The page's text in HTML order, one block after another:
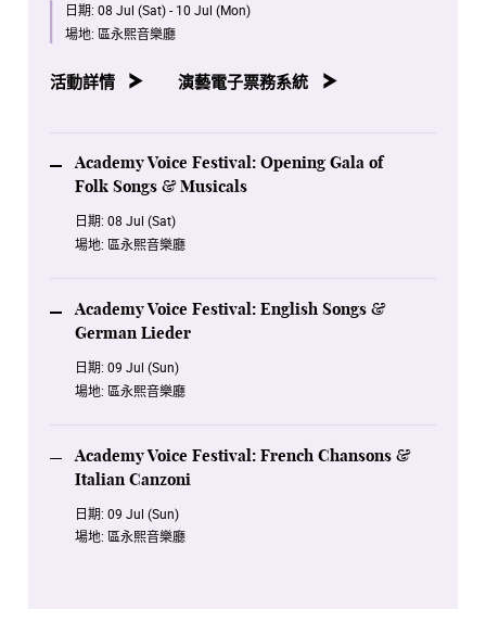
日期: 08 Jul (Sat) - 10 Jul (Mon)
場地: 區永熙音樂廳
活動詳情 演藝電子票務系統
Academy Voice Festival: Opening Gala of
Folk Songs & Musicals
日期: 08 Jul (Sat)
場地: 區永熙音樂廳
Academy Voice Festival: English Songs &
German Lieder
日期: 09 Jul (Sun)
場地: 區永熙音樂廳
Academy Voice Festival: French Chansons &
Italian Canzoni
日期: 09 Jul (Sun)
場地: 區永熙音樂廳